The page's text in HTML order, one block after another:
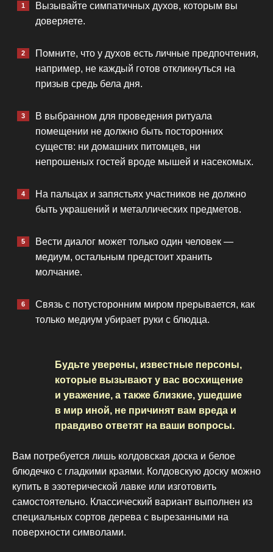
Вызывайте симпатичных духов, которым вы
доверяете.
Помните, что у духов есть личные предпочтения,
например, не каждый готов откликнуться на
призыв средь бела дня.
В выбранном для проведения ритуала
помещении не должно быть посторонних
существ: ни домашних питомцев, ни
непрошеных гостей вроде мышей и насекомых.
На пальцах и запястьях участников не должно
быть украшений и металлических предметов.
Вести диалог может только один человек —
медиум, остальным предстоит хранить
молчание.
Связь с потусторонним миром прерывается, как
только медиум убирает руки с блюдца.
Будьте уверены, известные персоны,
которые вызывают у вас восхищение
и уважение, а также близкие, ушедшие
в мир иной, не причинят вам вреда и
правдиво ответят на ваши вопросы.
Вам потребуется лишь колдовская доска и белое
блюдечко с гладкими краями. Колдовскую доску можно
купить в эзотерической лавке или изготовить
самостоятельно. Классический вариант выполнен из
специальных сортов дерева с вырезанными на
поверхности символами.